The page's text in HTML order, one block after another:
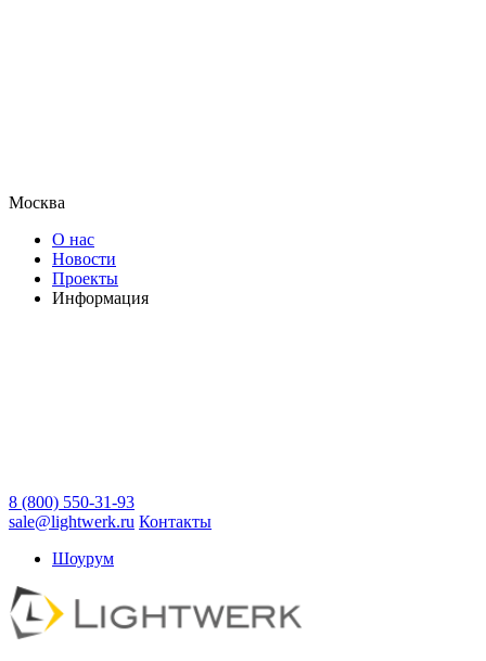
Москва
О нас
Новости
Проекты
Информация
8 (800) 550-31-93
sale@lightwerk.ru Контакты
Шоурум